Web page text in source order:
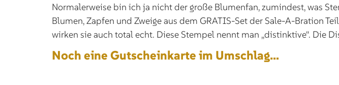
Normalerweise bin ich ja nicht der große Blumenfan, zumindest, was
Blumen, Zapfen und Zweige aus dem GRATIS-Set der Sale-A-Bration
wirken sie auch total echt. Diese Stempel nennt man „distinktive“. Die
Noch eine Gutscheinkarte im Umschlag…